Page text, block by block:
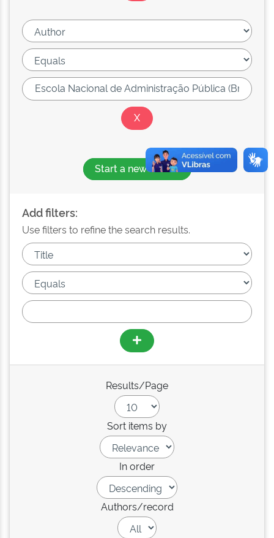
Start a new search
Add filters:
Use filters to refine the search results.
Results/Page
Sort items by
In order
Authors/record